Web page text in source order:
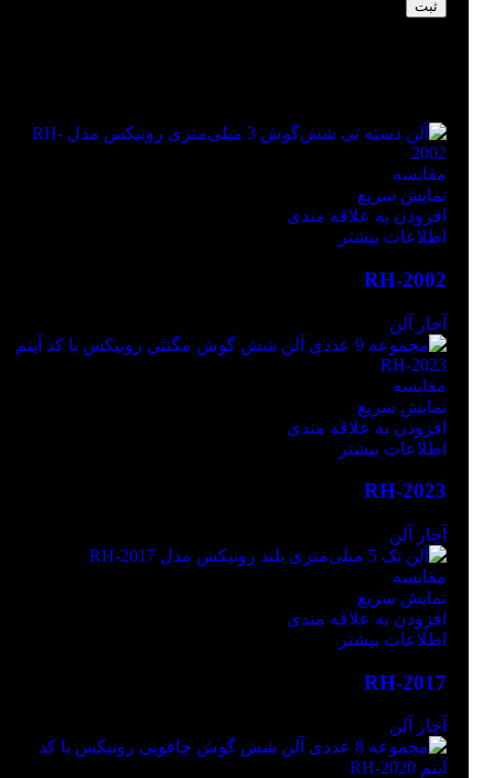
مقايسه
نمایش سریع
افزودن به علاقه مندی
اطلاعات بیشتر
RH-2002
آچار آلن
مقايسه
نمایش سریع
افزودن به علاقه مندی
اطلاعات بیشتر
RH-2023
آچار آلن
مقايسه
نمایش سریع
افزودن به علاقه مندی
اطلاعات بیشتر
RH-2017
آچار آلن